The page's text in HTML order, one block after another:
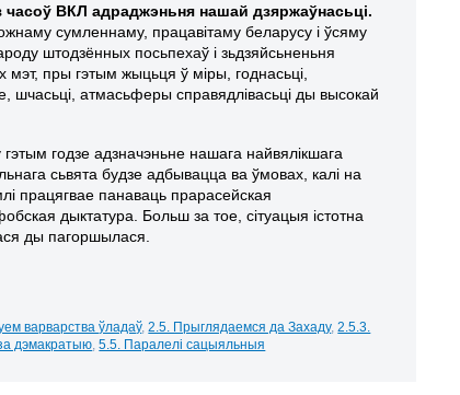
часоў ВКЛ адраджэньня нашай дзяржаўнасьці.
сумленнаму, працавітаму беларусу і ўсяму
штодзённых посьпехаў і зьдзяйсьненьня
мэт, пры гэтым жыцьця ў міры, годнасьці,
шчасьці, атмасьферы справядлівасьці ды высокай
годзе адзначэньне нашага найвялікшага
сьвята будзе адбывацца ва ўмовах, калі на
працягвае панаваць прарасейская
дыктатура. Больш за тое, сітуацыя істотна
ды пагоршылася.
варварства ўладаў,2.5. Прыглядаемся да Захаду,2.5.3.
дэмакратыю ,5.5. Паралелі сацыяльныя